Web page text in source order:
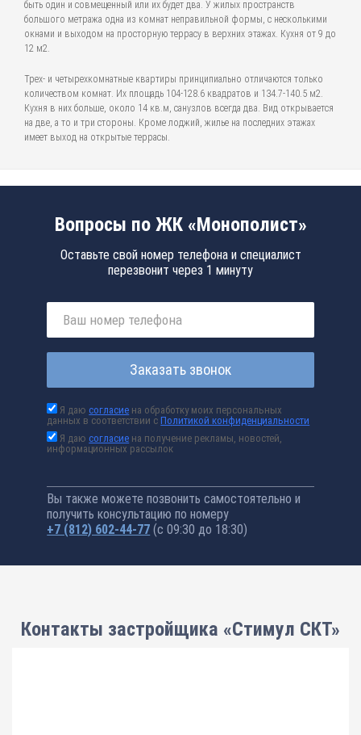
быть один и совмещенный или их будет два. У жилых пространств
большого метража одна из комнат неправильной формы, с несколькими
окнами и выходом на просторную террасу в верхних этажах. Кухня от 9 до
12 м2.
Трех- и четырехкомнатные квартиры принципиально отличаются только
количеством комнат. Их площадь 104-128.6 квадратов и 134.7-140.5 м2.
Кухня в них больше, около 14 кв.м, санузлов всегда два. Вид открывается
на две, а то и три стороны. Кроме лоджий, жилье на последних этажах
имеет выход на открытые террасы.
Вопросы по ЖК «Монополист»
Оставьте свой номер телефона и специалист
перезвонит через 1 минуту
Заказать звонок
Я даюсогласие на обработку моих персональных
данных в соответствии сПолитикой конфиденциальности
Я даюсогласие на получение рекламы, новостей,
информационных рассылок
Вы также можете позвонить самостоятельно и
получить консультацию по номеру
+7 (812) 602-44-77 (с 09:30 до 18:30)
Контакты застройщика «Стимул СКТ»